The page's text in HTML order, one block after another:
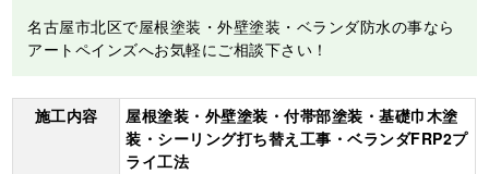
名古屋市北区で屋根塗装・外壁塗装・ベランダ防水の事なら
アートペインズへお気軽にご相談下さい！
施工内容
屋根塗装・外壁塗装・付帯部塗装・基礎巾木塗
装・シーリング打ち替え工事・ベランダFRP2プ
ライ工法